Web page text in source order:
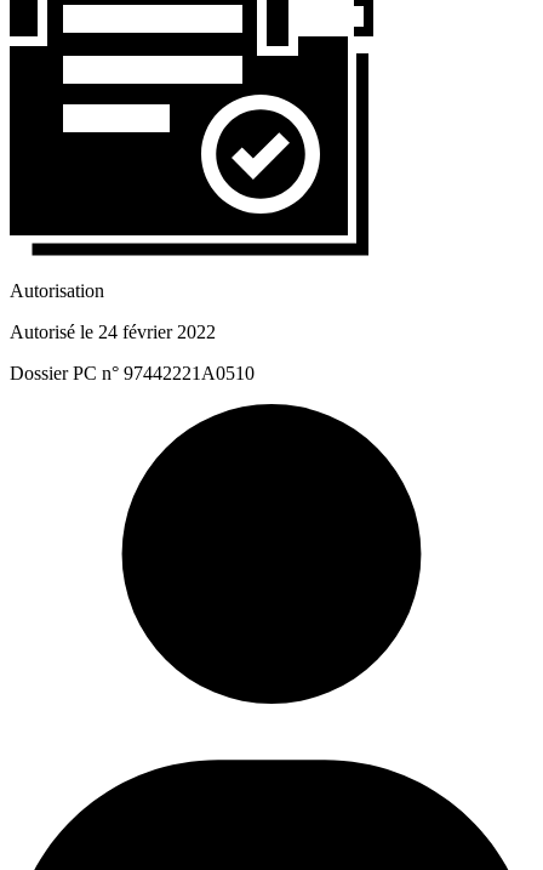
Autorisation
Autorisé le 24 février 2022
Dossier PC n° 97442221A0510